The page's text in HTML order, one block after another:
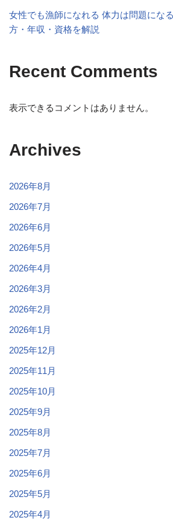
女性でも漁師になれる 体力は問題にな
方・年収・資格を解説
Recent Comments
表示できるコメントはありません。
Archives
2026年8月
2026年7月
2026年6月
2026年5月
2026年4月
2026年3月
2026年2月
2026年1月
2025年12月
2025年11月
2025年10月
2025年9月
2025年8月
2025年7月
2025年6月
2025年5月
2025年4月